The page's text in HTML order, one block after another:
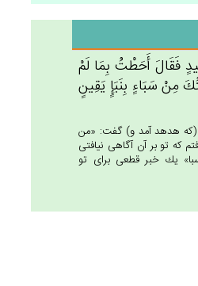
فَقَال‌َ أَحَطْت‌ُ بِمَا لَم‌ْ
مِنْ‌ سَبَاءٍ بِنَبَإٍ يَقِين‌ٍ
(كه هدهد آمد و) گفت: «من
كه تو بر آن آگاهى نيافتى
يك خبر قطعى براى تو